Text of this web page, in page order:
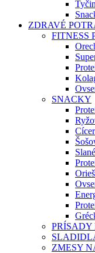
ZDRAVÉ
FITNESS
SNACKY
PRÍSADY
ZMESY